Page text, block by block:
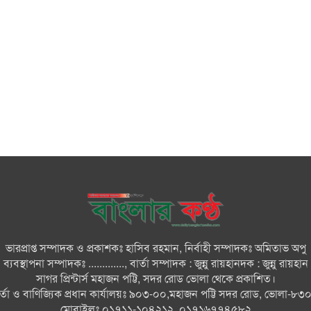
ভারপ্রাপ্ত সম্পাদক ও প্রকাশকঃ হাসিব রহমান, নির্বাহী সম্পাদকঃ অমিতাভ অপু
ব্যবস্থাপনা সম্পাদকঃ ............., বার্তা সম্পাদক : জুন্নু রায়হানদক : জুন্নু রায়হান
সাগর প্রিন্টার্স মহাজন পট্টি, সদর রোড ভোলা থেকে প্রকাশিত।
ও বাণিজ্যিক প্রধান কার্যালয়ঃ ৯০৩-০০,মহাজন পট্টি সদর রোড, ভোলা-